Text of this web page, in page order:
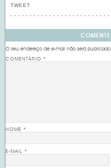
TWEET
COMENTE
O seu endereço de e-mail não será publicado.
COMENTÁRIO*
NOME*
E-MAIL*